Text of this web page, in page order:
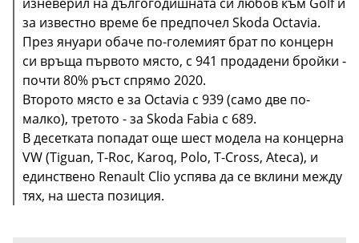
за известно време бе предпочел Skoda Octavia.
През януари обаче по-големият брат по концерн
си връща първото място, с 941 продадени бройки -
почти 80% ръст спрямо 2020.
Второто място е за Octavia с 939 (само две по-
малко), третото - за Skoda Fabia с 689.
В десетката попадат още шест модела на концерна
VW (Tiguan, T-Roc, Karoq, Polo, T-Cross, Ateca), и
единствено Renault Clio успява да се вклини между
тях, на шеста позиция.